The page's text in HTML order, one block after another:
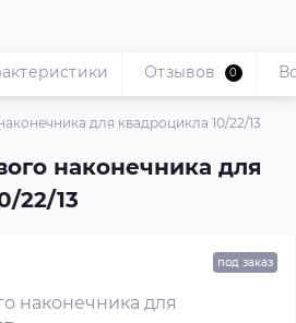
для квадроцикла 10/22/13
наконечника для
22/13
Отзывов 0
под заказ